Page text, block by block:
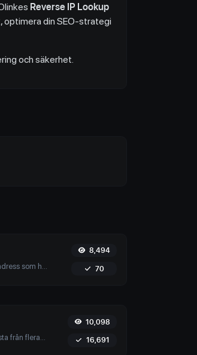
Reverse IP Lookup
din SEO-strategi
och säkerhet.
8,494
70
Pinga en webbplats, server eller port. Testa från flera platser, anpassa inställningar och få realtidsresultat för att säkerställa optimal nätverksprestanda.
10,098
16,691